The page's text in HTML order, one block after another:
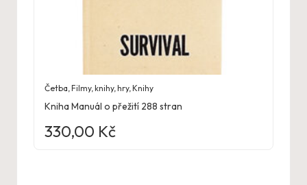
Četba ,Filmy, knihy, hry,Knihy
Kniha Manuál o přežití 288 stran
330,00 Kč